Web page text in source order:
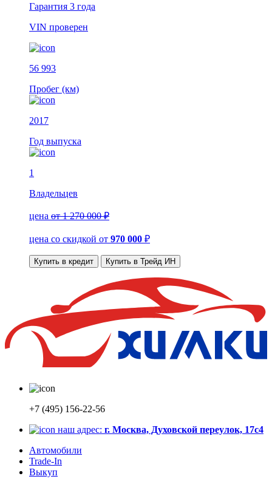
Гарантия 3 года
VIN проверен
56 993
Пробег (км)
2017
Год выпуска
1
Владельцев
цена от 1 270 000 ₽
цена со скидкой от 970 000 ₽
Купить в кредит Купить в Трейд ИН
+7 (495) 156-22-56
наш адрес: г. Москва, Духовской переулок, 17с4
Автомобили
Trade-In
Выкуп